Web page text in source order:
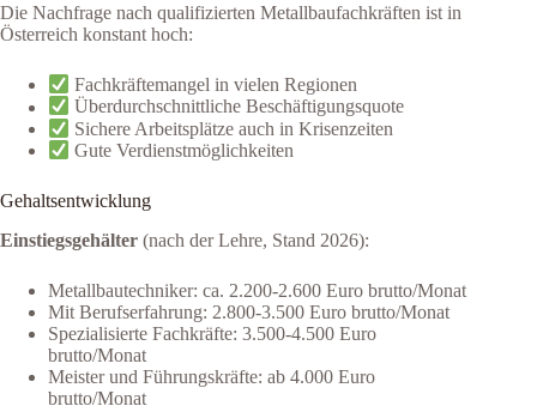
Die Nachfrage nach qualifizierten Metallbaufachkräften ist in
Österreich konstant hoch:
Fachkräftemangel in vielen Regionen
Überdurchschnittliche Beschäftigungsquote
Sichere Arbeitsplätze auch in Krisenzeiten
Gute Verdienstmöglichkeiten
Gehaltsentwicklung
Einstiegsgehälter (nach der Lehre, Stand 2026):
Metallbautechniker: ca. 2.200-2.600 Euro brutto/Monat
Mit Berufserfahrung: 2.800-3.500 Euro brutto/Monat
Spezialisierte Fachkräfte: 3.500-4.500 Euro
brutto/Monat
Meister und Führungskräfte: ab 4.000 Euro
brutto/Monat